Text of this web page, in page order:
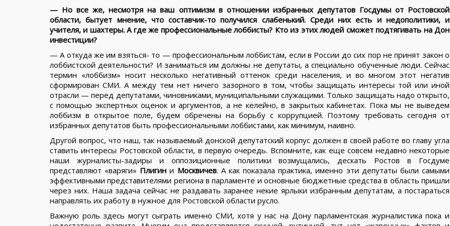
— Но все же, несмотря на ваш оптимизм в отношении избранных депутатов Госдумы от Ростовской
области, бытует мнение, что составчик-то получился слабенький. Среди них есть и недополитики, и
учителя, и шахтеры. А где же профессиональные лоббисты? Кто из этих людей сможет подтягивать на Дон
инвестиции?
— А откуда же им взяться- то — профессиональным лоббистам, если в России до сих пор не принят закон о
лоббистской деятельности? И заниматься им должны не депутаты, а специально обученные люди. Сейчас
термин «лоббизм» носит несколько негативный оттенок среди населения, и во многом этот негатив
сформирован СМИ. А между тем нет ничего зазорного в том, чтобы защищать интересы той или иной
отрасли — перед депутатами, чиновниками, муниципальными служащими. Только защищать надо открыто,
с помощью экспертных оценок и аргументов, а не келейно, в закрытых кабинетах. Пока мы не выведем
лоббизм в открытое поле, будем обречены на борьбу с коррупцией. Поэтому требовать сегодня от
избранных депутатов быть профессиональными лоббистами, как минимум, наивно.
Другой вопрос, что наш, так называемый донской депутатский корпус должен в своей работе во главу угла
ставить интересы Ростовской области, в первую очередь. Вспомните, как еще совсем недавно некоторые
наши журналисты-задиры и оппозиционные политики возмущались, дескать Ростов в Госдуме
представляют «варяги» Плигин и Москвичев. А как показала практика, именно эти депутаты были самыми
эффективными представителями региона в парламенте и основные бюджетные средства в область пришли
через них. Наша задача сейчас не раздавать заранее некие ярлыки избранным депутатам, а постараться
направлять их работу в нужное для Ростовской области русло.
Важную роль здесь могут сыграть именно СМИ, хотя у нас на Дону парламентская журналистика пока и